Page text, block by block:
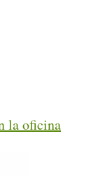
la oficina